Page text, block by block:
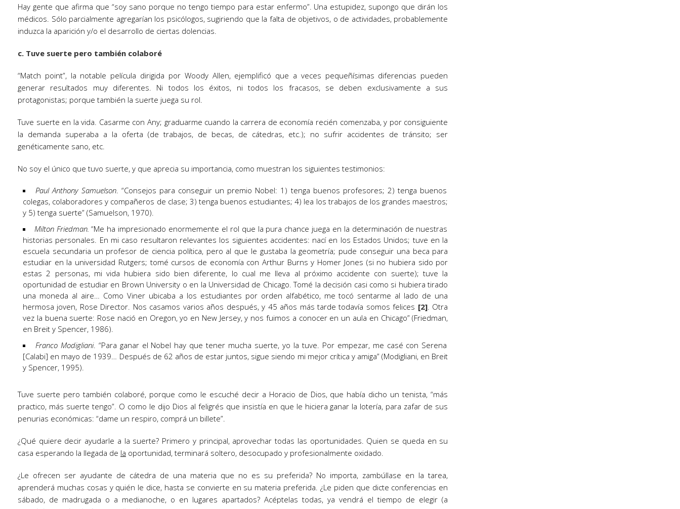
Hay gente que afirma que “soy sano porque no tengo tiempo para estar enfermo”. Una estupidez, supongo que dirán los
médicos. Sólo parcialmente agregarían los psicólogos, sugiriendo que la falta de objetivos, o de actividades, probablemente
induzca la aparición y/o el desarrollo de ciertas dolencias.
c. Tuve suerte pero también colaboré
“Match point”, la notable película dirigida por Woody Allen, ejemplificó que a veces pequeñísimas diferencias pueden
generar resultados muy diferentes. Ni todos los éxitos, ni todos los fracasos, se deben exclusivamente a sus
protagonistas; porque también la suerte juega su rol.
Tuve suerte en la vida. Casarme con Any; graduarme cuando la carrera de economía recién comenzaba, y por consiguiente
la demanda superaba a la oferta (de trabajos, de becas, de cátedras, etc.); no sufrir accidentes de tránsito; ser
genéticamente sano, etc.
No soy el único que tuvo suerte, y que aprecia su importancia, como muestran los siguientes testimonios:
Paul Anthony Samuelson. “Consejos para conseguir un premio Nobel: 1) tenga buenos profesores; 2) tenga buenos
colegas, colaboradores y compañeros de clase; 3) tenga buenos estudiantes; 4) lea los trabajos de los grandes maestros;
y 5) tenga suerte” (Samuelson, 1970).
Milton Friedman.“Me ha impresionado enormemente el rol que la pura chance juega en la determinación de nuestras
historias personales. En mi caso resultaron relevantes los siguientes accidentes: nací en los Estados Unidos; tuve en la
escuela secundaria un profesor de ciencia política, pero al que le gustaba la geometría; pude conseguir una beca para
estudiar en la universidad Rutgers; tomé cursos de economía con Arthur Burns y Homer Jones (si no hubiera sido por
estas 2 personas, mi vida hubiera sido bien diferente, lo cual me lleva al próximo accidente con suerte); tuve la
oportunidad de estudiar en Brown University o en la Universidad de Chicago. Tomé la decisión casi como si hubiera tirado
una moneda al aire… Como Viner ubicaba a los estudiantes por orden alfabético, me tocó sentarme al lado de una
hermosa joven, Rose Director. Nos casamos varios años después, y 45 años más tarde todavía somos felices [2]. Otra
vez la buena suerte: Rose nació en Oregon, yo en New Jersey, y nos fuimos a conocer en un aula en Chicago” (Friedman,
en Breit y Spencer, 1986).
Franco Modigliani. “Para ganar el Nobel hay que tener mucha suerte, yo la tuve. Por empezar, me casé con Serena
[Calabi] en mayo de 1939… Después de 62 años de estar juntos, sigue siendo mi mejor crítica y amiga” (Modigliani, en Breit
y Spencer, 1995).
Tuve suerte pero también colaboré, porque como le escuché decir a Horacio de Dios, que había dicho un tenista, “más
practico, más suerte tengo”. O como le dijo Dios al feligrés que insistía en que le hiciera ganar la lotería, para zafar de sus
penurias económicas: “dame un respiro, comprá un billete”.
¿Qué quiere decir ayudarle a la suerte? Primero y principal, aprovechar todas las oportunidades. Quien se queda en su
casa esperando la llegada de la oportunidad, terminará soltero, desocupado y profesionalmente oxidado.
¿Le ofrecen ser ayudante de cátedra de una materia que no es su preferida? No importa, zambúllase en la tarea,
aprenderá muchas cosas y quién le dice, hasta se convierte en su materia preferida. ¿Le piden que dicte conferencias en
sábado, de madrugada o a medianoche, o en lugares apartados? Acéptelas todas, ya vendrá el tiempo de elegir (a